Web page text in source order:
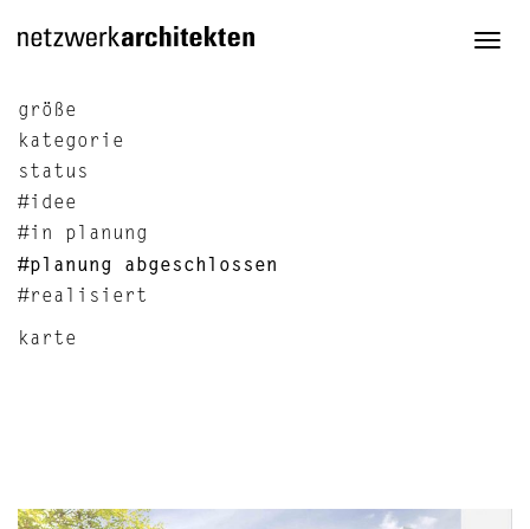
größe
kategorie
status
#idee
#in planung
#planung abgeschlossen
#realisiert
karte